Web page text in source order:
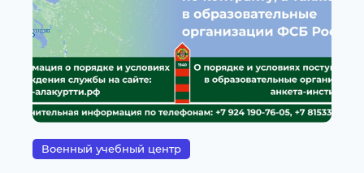
Военный учебный центр